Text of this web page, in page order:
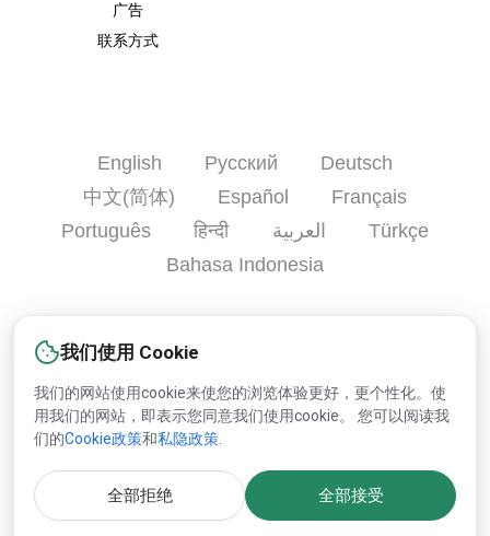
我们使用 Cookie
我们的网站使用cookie来使您的浏览体验更好，更个性化。使
用我们的网站，即表示您同意我们使用cookie。 您可以阅读我
们的Cookie政策和私隐政策
全部拒绝 全部接受
广告
联系方式
English Русский
Deutsch
中文(简体)
Español
Français
Português
हिन्दी العربية
Türkçe
Bahasa Indonesia
注册 救命
版权© 2000-2025 Lesprom Network 并保留所有权力.
关于Lesprom内容的再版必须预先持有Lesprom书面的许可.